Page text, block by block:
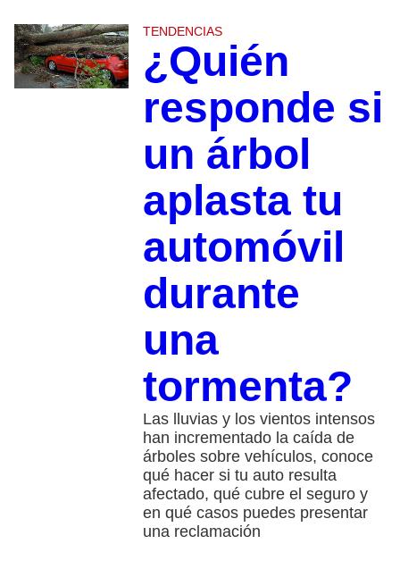
TENDENCIAS
¿Quién
responde si
un árbol
aplasta tu
automóvil
durante
una
tormenta?
Las lluvias y los vientos intensos
han incrementado la caída de
árboles sobre vehículos, conoce
qué hacer si tu auto resulta
afectado, qué cubre el seguro y
en qué casos puedes presentar
una reclamación